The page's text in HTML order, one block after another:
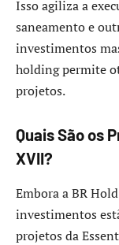
Isso agiliza a
saneamento e
investimentos
holding permite
projetos.
Quais São os
XVII?
Embora a BR
investimentos
projetos da